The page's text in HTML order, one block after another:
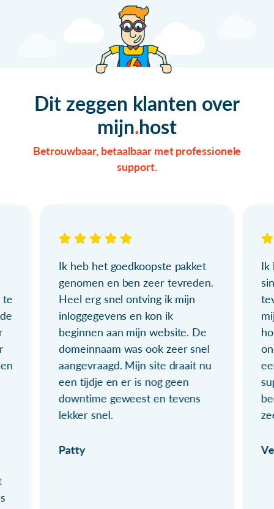
Dit zeggen klanten over
mijn host
Betrouwbaar, betaalbaar met professionele
support.
te
Ik heb het goedkoopste pakket
genomen en ben zeer tevreden.
Heel erg snel ontving ik mijn
inloggegevens en kon ik
beginnen aan mijn website. De
domeinnaam was ook zeer snel
aangevraagd. Mijn site draait nu
een tijdje en er is nog geen
downtime geweest en tevens
lekker snel.
Patty
Ik